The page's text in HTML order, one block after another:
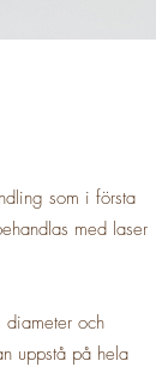
som i första
med laser
och
uppstå på hela